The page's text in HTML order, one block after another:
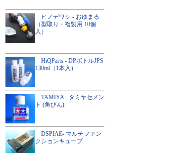
ヒノデワシ - おゆまる
（型取り・複製用 10個
入）
HiQParts - DPボトルJPS
130ml（1本入）
TAMIYA - タミヤセメン
ト (角びん)
DSPIAE- マルチファン
クションキューブ